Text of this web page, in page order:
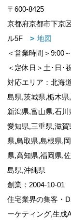
〒600-8425
京都府京都市下京
ル5F
地図
＜営業時間＞9:00
＜定休日＞土･日･
対応エリア：北海
島県,茨城県,栃木
新潟県,富山県,石
愛知県,三重県,滋
県,鳥取県,島根県,
県,高知県,福岡県,
島県,沖縄県
創業：2004-10-01
住宅業界の集客・
ーケティング,生成